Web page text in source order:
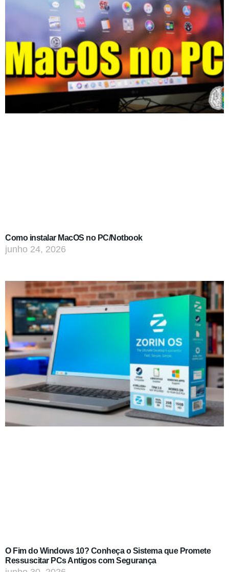
Como instalar MacOS no PC/Notbook
junho 24, 2026
O Fim do Windows 10? Conheça o Sistema que Promete
Ressuscitar PCs Antigos com Segurança